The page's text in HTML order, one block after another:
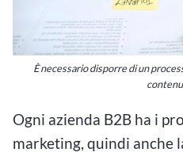
È necessario disporre di un
Ogni azienda B2B ha i
marketing, quindi anche